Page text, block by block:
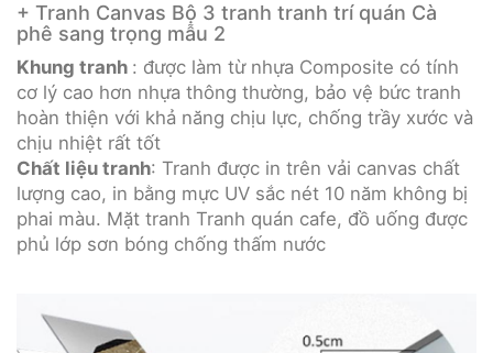
+ Tranh Canvas Bộ 3 tranh tranh trí quán Cà
phê sang trọng mẫu 2
Khung tranh : được làm từ nhựa Composite có tính
cơ lý cao hơn nhựa thông thường, bảo vệ bức tranh
hoàn thiện với khả năng chịu lực, chống trầy xước và
chịu nhiệt rất tốt
Chất liệu tranh: Tranh được in trên vải canvas chất
lượng cao, in bằng mực UV sắc nét 10 năm không bị
phai màu. Mặt tranh Tranh quán cafe, đồ uống được
phủ lớp sơn bóng chống thấm nước